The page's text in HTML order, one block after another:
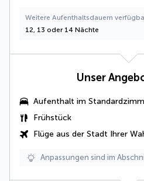
Weitere Aufenthaltsdauern
12, 13 oder 14 Nächte
Unser
Aufenthalt im
Frühstück
Flüge aus der Stadt Ihrer
Anpassungen sind im